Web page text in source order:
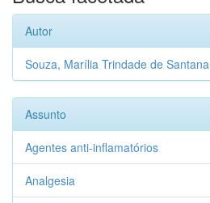
Autor
Souza, Marília Trindade de Santana
Assunto
Agentes anti-inflamatórios
Analgesia